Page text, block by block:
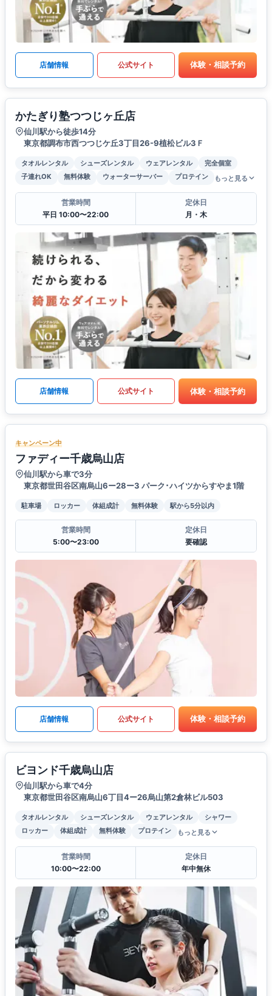
店舗情報 公式サイト 体験・相談予約
かたぎり塾つつじヶ丘店
仙川駅から徒歩14分
東京都調布市西つつじケ丘3丁目26-9植松ビル3Ｆ
タオルレンタル シューズレンタル ウェアレンタル
完全個室
子連れOK
無料体験 ウォーターサーバー プロテイン もっと見る
営業時間
平日 10:00〜22:00
定休日
月・木
店舗情報 公式サイト 体験・相談予約
キャンペーン中
ファディー千歳烏山店
仙川駅から車で3分
東京都世田谷区南烏山6ー28ー3 パーク･ハイツからすやま1階
駐車場 ロッカー 体組成計 無料体験 駅から5分以内
営業時間
5:00〜23:00
定休日
要確認
店舗情報 公式サイト 体験・相談予約
ビヨンド千歳烏山店
仙川駅から車で4分
東京都世田谷区南烏山6丁目4ー26烏山第2倉林ビル503
タオルレンタル シューズレンタル ウェアレンタル
シャワー
ロッカー
体組成計 無料体験 プロテイン もっと見る
営業時間
10:00〜22:00
定休日
年中無休